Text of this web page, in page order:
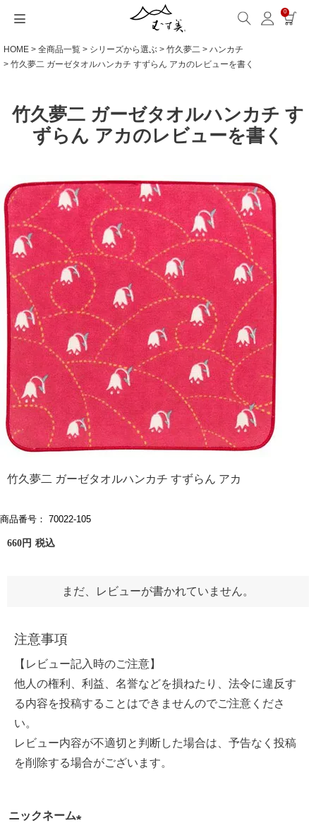
0
HOME 全商品一覧 シリーズから選ぶ 竹久夢二
ハンカチ
竹久夢二 ガーゼタオルハンカチ すずらん アカのレビューを書く
竹久夢二 ガーゼタオルハンカチ す
ずらん アカのレビューを書く
竹久夢二 ガーゼタオルハンカチ すずらん アカ
商品番号 70022-105
660 税込
まだ、レビューが書かれていません。
注意事項
【レビュー記入時のご注意】
他人の権利、利益、名誉などを損ねたり、法令に違反す
る内容を投稿することはできませんのでご注意くださ
い。
レビュー内容が不適切と判断した場合は、予告なく投稿
を削除する場合がございます。
ニックネーム
サイズから選ぶ
Sサイズ(約45～50cm)
Lサイズ(約90～120cm)
XLサイズ(約130cm～)
ギフトシーンから選ぶ
内祝い
卒入学・就職祝い
弔事・法事
記念品
海外へのお土産
季節の贈り物
プチギフト
男性向けギフト
女性向けギフト
ギフトラッピング
シーンから選ぶ
毎日使うもの
旅行
インテリア
ギフトラッピング
とっておきの日
素材から選ぶ
綿(コットン)
リネン
ウール
レーヨン
正絹(絹100％)
シリーズ名から選ぶ
アクアドロップ(撥水)
ひめむすび(Adeline Klam)
kata kata
鈴木マサル
こはれ
竹久夢二
伊砂文様
ハレ包み
隅田川(浮世絵)
リバーシブル
着物用
ふくさ（念珠）・はんかち・書籍
はんかち・手ぬぐい
名入れ・ラッピング
無料ラッピング
発送・お問い合わせ
海外発送の方（English）
お問い合わせ
包み方・お手入れ
包み方・使い方
ブログ・特集
特集
読みもの(ブログ)
一升餅におすすめ
洋服カバー
ふろしきパッチン活用
特集
ECOバッグ 100cm
OUTDOOR
むす美とは
お取引をご希望の方